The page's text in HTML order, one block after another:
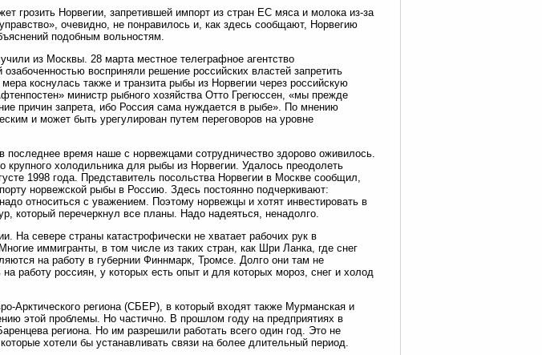
грозить Норвегии, запретившей импорт из стран ЕС мяса и молока из-за
очевидно, не понравилось и, как здесь сообщают, Норвегию
подобным вольностям.
из Москвы. 28 марта местное телеграфное агентство
восприняли решение российских властей запретить
коснулась также и транзита рыбы из Норвегии через российскую
министр рыбного хозяйства Отто Грегюссен, «мы прежде
причин запрета, ибо Россия сама нуждается в рыбе». По мнению
и может быть урегулирован путем переговоров на уровне
время наше с норвежцами сотрудничество здорово оживилось.
крупного холодильника для рыбы из Норвегии. Удалось преодолеть
1998 года. Представитель посольства Норвегии в Москве сообщил,
норвежской рыбы в Россию. Здесь постоянно подчеркивают:
относиться с уважением. Поэтому норвежцы и хотят инвестировать в
который перечеркнул все планы. Надо надеяться, ненадолго.
На севере страны катастрофически не хватает рабочих рук в
иммигранты, в том числе из таких стран, как Шри Ланка, где снег
на работу в губернии Финнмарк, Тромсе. Долго они там не
работу россиян, у которых есть опыт и для которых мороз, снег и холод
Арктического региона (СБЕР), в который входят также Мурманская и
этой проблемы. Но частично. В прошлом году на предприятиях в
региона. Но им разрешили работать всего один год. Это не
хотели бы устанавливать связи на более длительный период.